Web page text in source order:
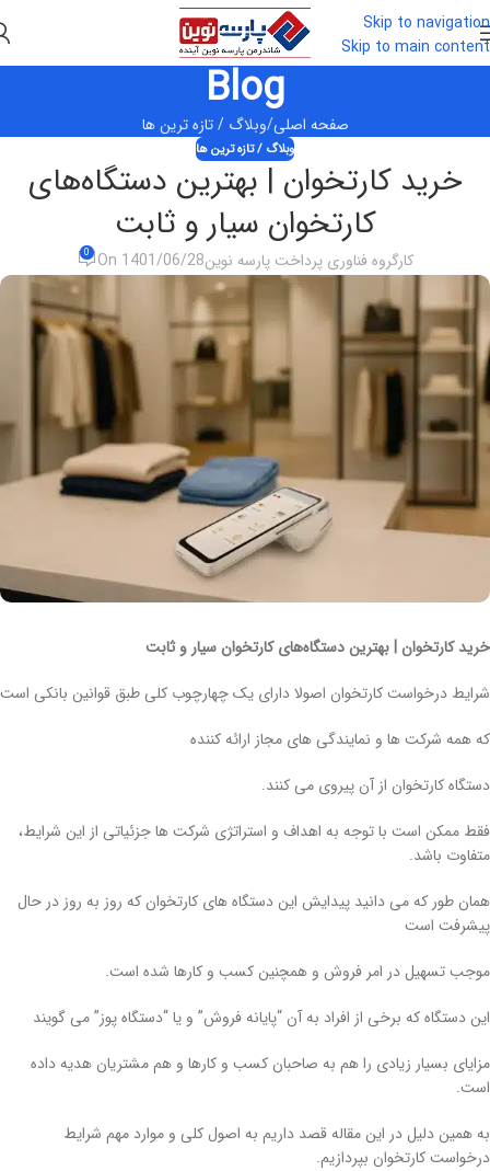
Skip to navigation
Skip to main content
Blog
صفحه اصلی وبلاگ / تازه ترین ها
وبلاگ / تازه ترین ها
خرید کارتخوان | بهترین دستگاه‌های
کارتخوان سیار و ثابت
کارگروه فناوری پرداخت پارسه نوینOn 1401/06/28
0
خرید کارتخوان | بهترین دستگاه‌های کارتخوان سیار و ثابت
شرایط درخواست کارتخوان اصولا دارای یک چهارچوب کلی طبق قوانین بانکی است
که همه شرکت ها و نمایندگی های مجاز ارائه کننده
دستگاه کارتخوان از آن پیروی می کنند.
فقط ممکن است با توجه به اهداف و استراتژی شرکت ها جزئیاتی از این شرایط،
متفاوت باشد.
همان طور که می دانید پیدایش این دستگاه های کارتخوان که روز به روز در حال
پیشرفت است
موجب تسهیل در امر فروش و همچنین کسب و کارها شده است.
این دستگاه که برخی از افراد به آن “پایانه فروش” و یا “دستگاه پوز” می گویند
مزایای بسیار زیادی را هم به صاحبان کسب و کارها و هم مشتریان هدیه داده
است.
به همین دلیل در این مقاله قصد داریم به اصول کلی و موارد مهم شرایط
درخواست کارتخوان بپردازیم.